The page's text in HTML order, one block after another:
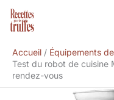
Aller
Accueil
Équipements
Test du robot de cuisine
rendez-vous
Rechercher